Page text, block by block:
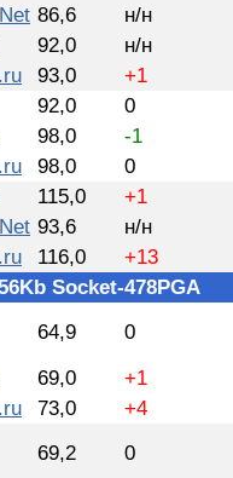
86,6
н/н
92,0
н/н
93,0
+1
92,0
0
98,0
-1
98,0
0
115,0
+1
93,6
н/н
116,0
+13
Socket-478PGA
64,9
0
69,0
+1
73,0
+4
69,2 0